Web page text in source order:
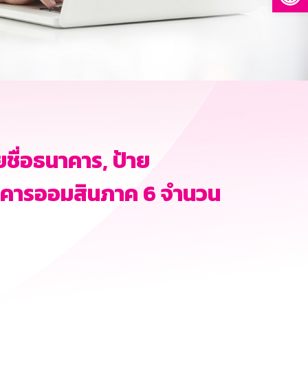
อธนาคาร, ป้าย
รออมสินภาค 6 จำนวน